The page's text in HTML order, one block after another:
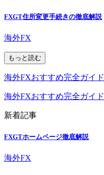
FXGT住所変更手続きの徹底解説
海外FX
もっと読む
海外FXおすすめ完全ガイド
海外FXおすすめ完全ガイド
新着記事
FXGTホームページ徹底解説
海外FX